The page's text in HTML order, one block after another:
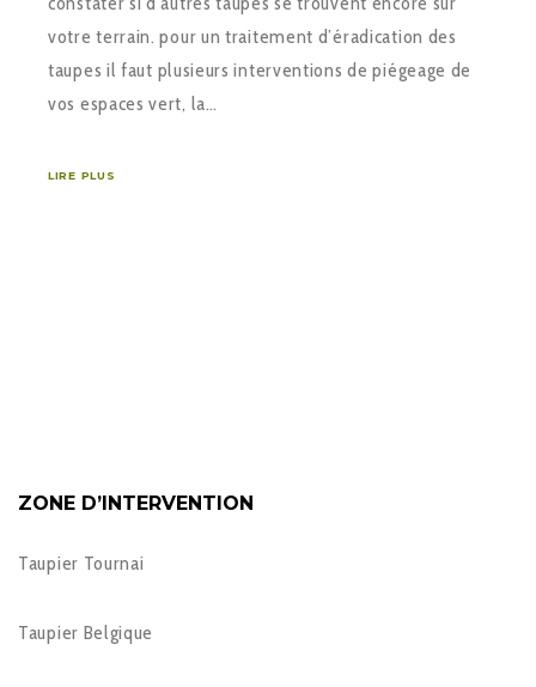
votre terrain. pour un traitement d’éradication des
taupes il faut plusieurs interventions de piégeage de
vos espaces vert, la…
LIRE PLUS
ZONE D’INTERVENTION
Taupier Tournai
Taupier Belgique